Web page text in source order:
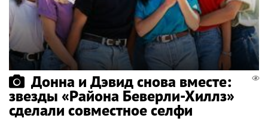
Донна и Дэвид снова вместе:
звезды «Района Беверли-Хиллз»
сделали совместное селфи